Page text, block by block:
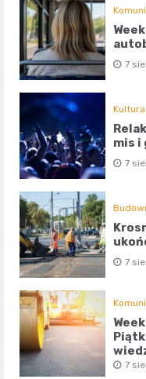
7
Kultura
mis i
7
7
7